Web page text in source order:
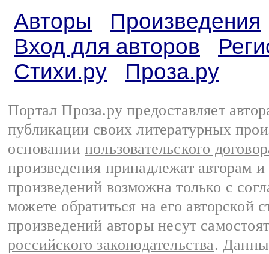
Авторы
Произведения
Вход для авторов
Стихи.ру
Проза.ру
Портал Проза.ру предоставляет
публикации своих литературных
основании пользовательского
произведения принадлежат авторам
произведений возможна только с
можете обратиться на его авторской
произведений авторы несут
российского законодательства.